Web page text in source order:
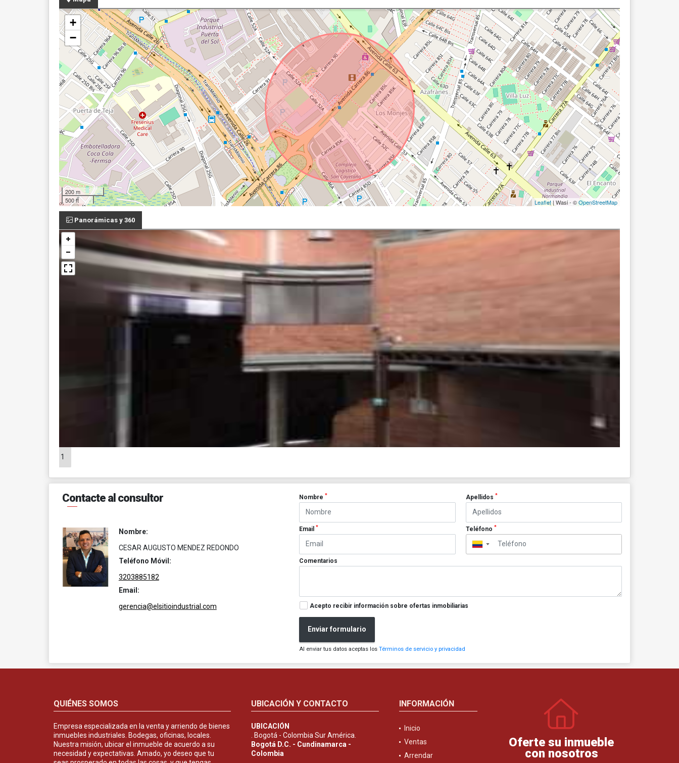
+
−
200 m
500 ft
Leaflet| Wasi - ©OpenStreetMap
Panorámicas y 360
1
Contacte al consultor
Nombre:
CESAR AUGUSTO MENDEZ REDONDO
Teléfono Móvil:
3203885182
Email:
gerencia@elsitioindustrial.com
Nombre* Apellidos *
Email* Teléfono *
▼
Comentarios
Acepto recibir información sobre ofertas inmobiliarias
Enviar formulario
Al enviar tus datos aceptas losTérminos de servicio y privacidad
QUIÉNES SOMOS
Empresa especializada en la venta y arriendo de bienes
inmuebles industriales. Bodegas, oficinas, locales.
Nuestra misión, ubicar el inmueble de acuerdo a su
necesidad y expectativas. Amado, yo deseo que tu
UBICACIÓN Y CONTACTO
UBICACIÓN
. Bogotá - Colombia Sur América.
Bogotá D.C. - Cundinamarca -
Colombia
INFORMACIÓN
Inicio
Ventas
Arrendar
Oferte su inmueble
con nosotros